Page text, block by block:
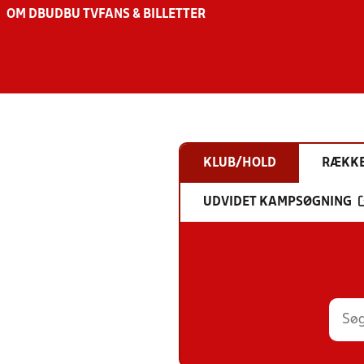
OM DBU DBU TV FANS & BILLETTER
KLUB/HOLD
UDVIDET KAMPSØGNING